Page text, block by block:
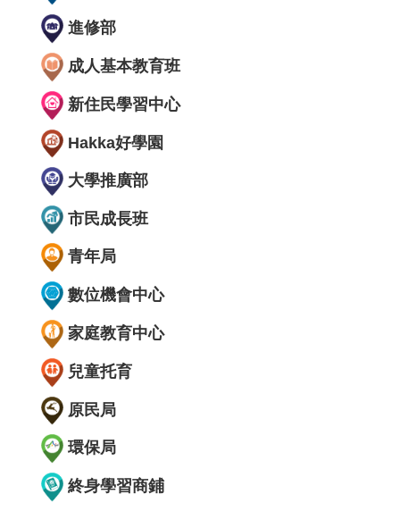
進修部
成人基本教育班
新住民學習中心
Hakka好學園
大學推廣部
市民成長班
青年局
數位機會中心
家庭教育中心
兒童托育
原民局
環保局
終身學習商鋪